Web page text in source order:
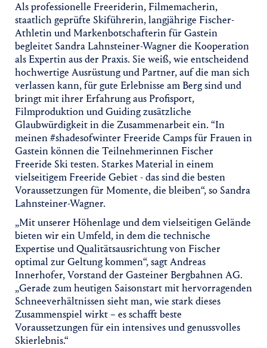
Als professionelle Freeriderin, Filmemacherin,
staatlich geprüfte Skiführerin, langjährige Fischer-
Athletin und Markenbotschafterin für Gastein
begleitet Sandra Lahnsteiner-Wagner die Kooperation
als Expertin aus der Praxis. Sie weiß, wie entscheidend
hochwertige Ausrüstung und Partner, auf die man sich
verlassen kann, für gute Erlebnisse am Berg sind und
bringt mit ihrer Erfahrung aus Profisport,
Filmproduktion und Guiding zusätzliche
Glaubwürdigkeit in die Zusammenarbeit ein. “In
meinen #shadesofwinter Freeride Camps für Frauen in
Gastein können die Teilnehmerinnen Fischer
Freeride Ski testen. Starkes Material in einem
vielseitigem Freeride Gebiet - das sind die besten
Voraussetzungen für Momente, die bleiben“, so Sandra
Lahnsteiner-Wagner.
„Mit unserer Höhenlage und dem vielseitigen Gelände
bieten wir ein Umfeld, in dem die technische
Expertise und Qualitätsausrichtung von Fischer
optimal zur Geltung kommen“, sagt Andreas
Innerhofer, Vorstand der Gasteiner Bergbahnen AG.
„Gerade zum heutigen Saisonstart mit hervorragenden
Schneeverhältnissen sieht man, wie stark dieses
Zusammenspiel wirkt – es schafft beste
Voraussetzungen für ein intensives und genussvolles
Skierlebnis.“